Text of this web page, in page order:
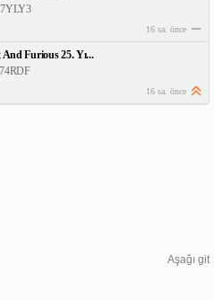
16 sa. önce
Furious 25. Yı...
16 sa. önce
Aşağı git